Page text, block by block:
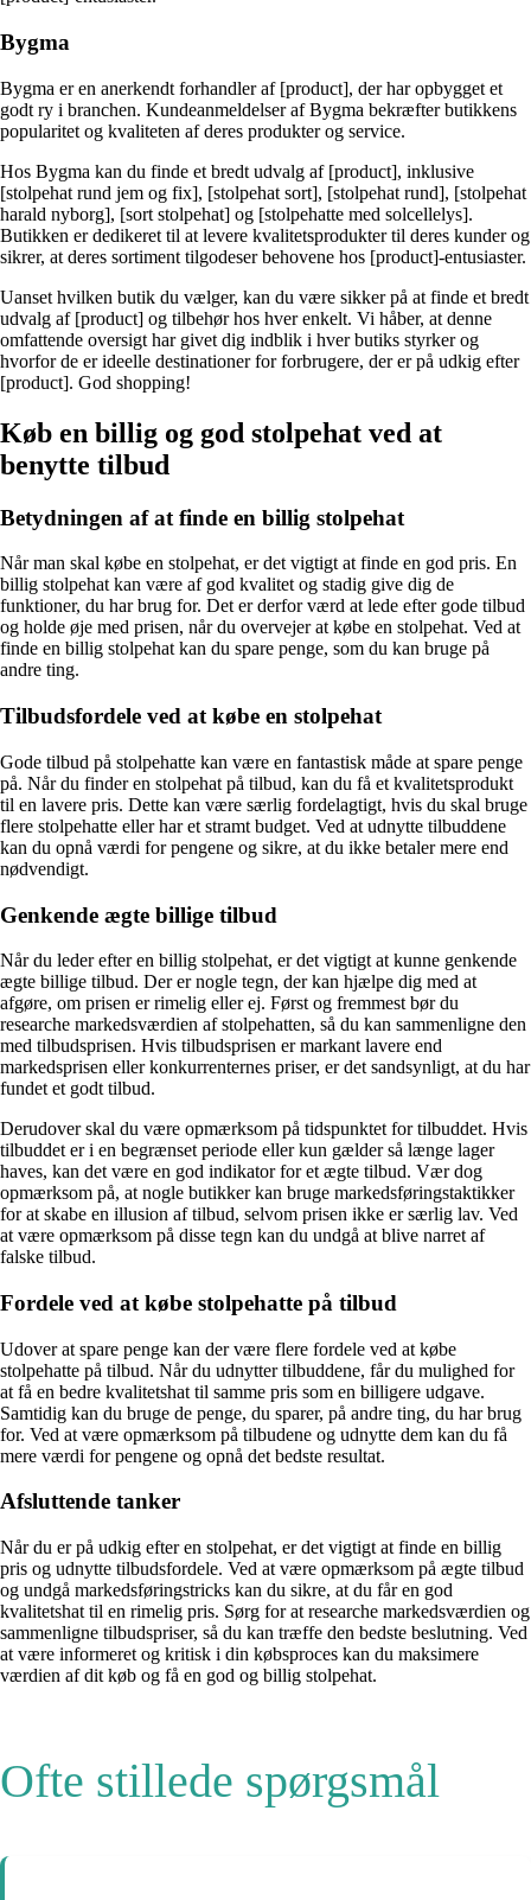
Bygma
Bygma er en anerkendt forhandler af [product], der har opbygget et
godt ry i branchen. Kundeanmeldelser af Bygma bekræfter butikkens
popularitet og kvaliteten af deres produkter og service.
Hos Bygma kan du finde et bredt udvalg af [product], inklusive
[stolpehat rund jem og fix], [stolpehat sort], [stolpehat rund], [stolpehat
harald nyborg], [sort stolpehat] og [stolpehatte med solcellelys].
Butikken er dedikeret til at levere kvalitetsprodukter til deres kunder og
sikrer, at deres sortiment tilgodeser behovene hos [product]-entusiaster.
Uanset hvilken butik du vælger, kan du være sikker på at finde et bredt
udvalg af [product] og tilbehør hos hver enkelt. Vi håber, at denne
omfattende oversigt har givet dig indblik i hver butiks styrker og
hvorfor de er ideelle destinationer for forbrugere, der er på udkig efter
[product]. God shopping!
Køb en billig og god stolpehat ved at
benytte tilbud
Betydningen af at finde en billig stolpehat
Når man skal købe en stolpehat, er det vigtigt at finde en god pris. En
billig stolpehat kan være af god kvalitet og stadig give dig de
funktioner, du har brug for. Det er derfor værd at lede efter gode tilbud
og holde øje med prisen, når du overvejer at købe en stolpehat. Ved at
finde en billig stolpehat kan du spare penge, som du kan bruge på
andre ting.
Tilbudsfordele ved at købe en stolpehat
Gode tilbud på stolpehatte kan være en fantastisk måde at spare penge
på. Når du finder en stolpehat på tilbud, kan du få et kvalitetsprodukt
til en lavere pris. Dette kan være særlig fordelagtigt, hvis du skal bruge
flere stolpehatte eller har et stramt budget. Ved at udnytte tilbuddene
kan du opnå værdi for pengene og sikre, at du ikke betaler mere end
nødvendigt.
Genkende ægte billige tilbud
Når du leder efter en billig stolpehat, er det vigtigt at kunne genkende
ægte billige tilbud. Der er nogle tegn, der kan hjælpe dig med at
afgøre, om prisen er rimelig eller ej. Først og fremmest bør du
researche markedsværdien af stolpehatten, så du kan sammenligne den
med tilbudsprisen. Hvis tilbudsprisen er markant lavere end
markedsprisen eller konkurrenternes priser, er det sandsynligt, at du har
fundet et godt tilbud.
Derudover skal du være opmærksom på tidspunktet for tilbuddet. Hvis
tilbuddet er i en begrænset periode eller kun gælder så længe lager
haves, kan det være en god indikator for et ægte tilbud. Vær dog
opmærksom på, at nogle butikker kan bruge markedsføringstaktikker
for at skabe en illusion af tilbud, selvom prisen ikke er særlig lav. Ved
at være opmærksom på disse tegn kan du undgå at blive narret af
falske tilbud.
Fordele ved at købe stolpehatte på tilbud
Udover at spare penge kan der være flere fordele ved at købe
stolpehatte på tilbud. Når du udnytter tilbuddene, får du mulighed for
at få en bedre kvalitetshat til samme pris som en billigere udgave.
Samtidig kan du bruge de penge, du sparer, på andre ting, du har brug
for. Ved at være opmærksom på tilbudene og udnytte dem kan du få
mere værdi for pengene og opnå det bedste resultat.
Afsluttende tanker
Når du er på udkig efter en stolpehat, er det vigtigt at finde en billig
pris og udnytte tilbudsfordele. Ved at være opmærksom på ægte tilbud
og undgå markedsføringstricks kan du sikre, at du får en god
kvalitetshat til en rimelig pris. Sørg for at researche markedsværdien og
sammenligne tilbudspriser, så du kan træffe den bedste beslutning. Ved
at være informeret og kritisk i din købsproces kan du maksimere
værdien af dit køb og få en god og billig stolpehat.
Ofte stillede spørgsmål